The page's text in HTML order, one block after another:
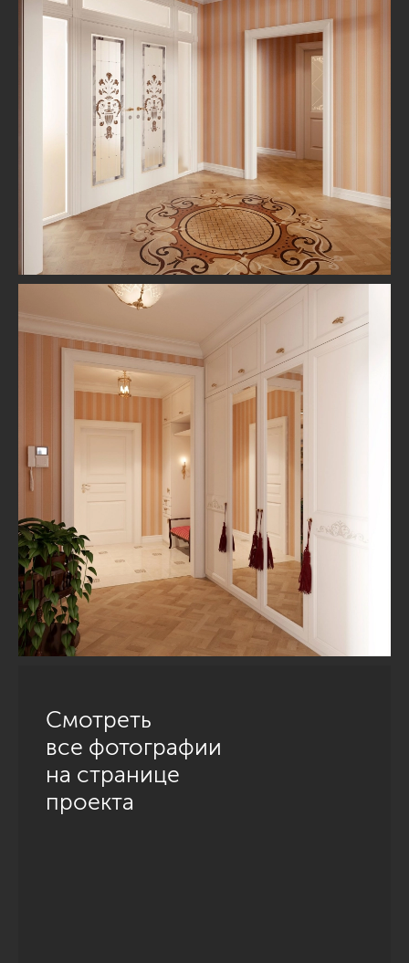
Смотреть
все фотографии
на странице
проекта